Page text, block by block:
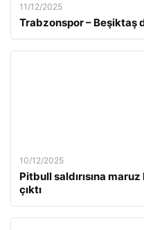
11/12/2025
Trabzonspor – Beşiktaş
10/12/2025
Pitbull saldırısına
çıktı